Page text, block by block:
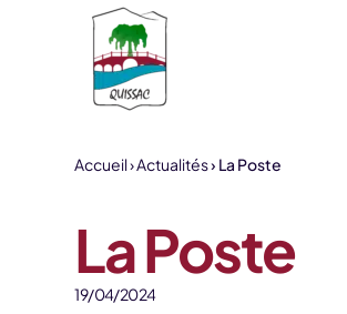
Aller au contenu
Accueil Actualités La Poste
La Poste
19/04/2024